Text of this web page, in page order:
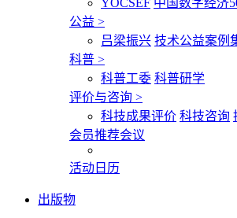
YOCSEF 中国数字经济
公益 >
吕梁振兴 技术公益案例
科普 >
科普工委 科普研学
评价与咨询 >
科技成果评价 科技咨询
会员推荐会议
活动日历
出版物